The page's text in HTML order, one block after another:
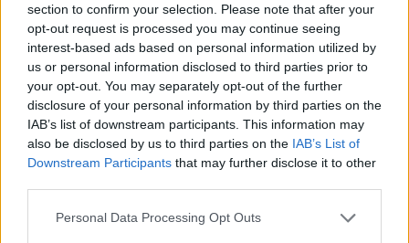
section to confirm your selection. Please note that after your
opt-out request is processed you may continue seeing
interest-based ads based on personal information utilized by
us or personal information disclosed to third parties prior to
your opt-out. You may separately opt-out of the further
disclosure of your personal information by third parties on the
IAB’s list of downstream participants. This information may
also be disclosed by us to third parties on the IAB’s List of
Downstream Participants that may further disclose it to other
Personal Data Processing Opt Outs